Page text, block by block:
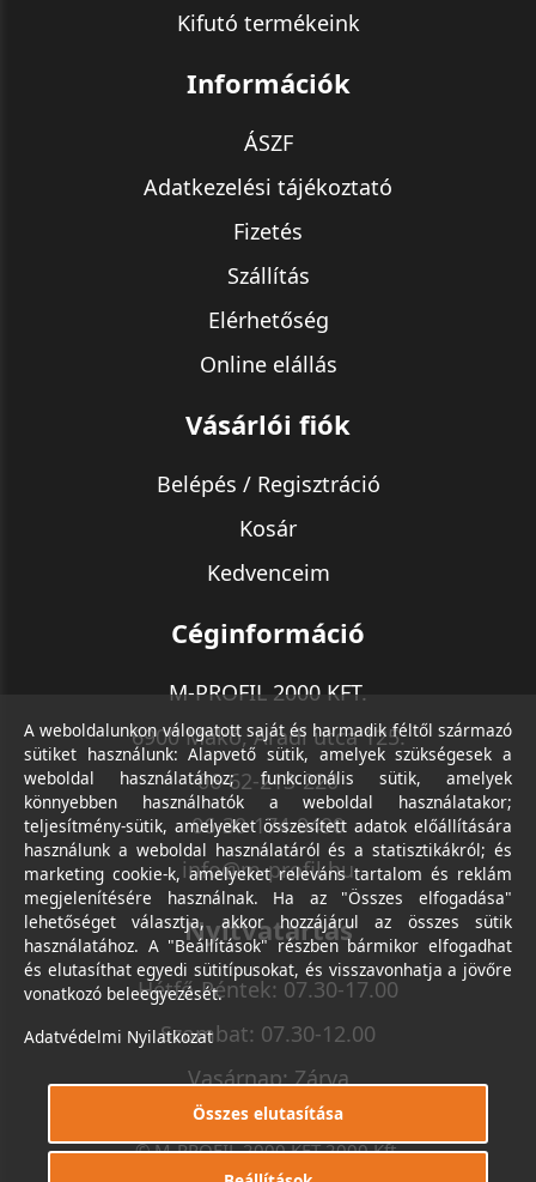
Kifutó termékeink
Információk
ÁSZF
Adatkezelési tájékoztató
Fizetés
Szállítás
Elérhetőség
Online elállás
Vásárlói fiók
Belépés / Regisztráció
Kosár
Kedvenceim
Céginformáció
M-PROFIL 2000 KFT.
6900 Makó, Aradi utca 125.
06-62-213-220
06-30-174-9490
info@m-profil.hu
Nyitvatartás
Hétfő-Péntek: 07.30-17.00
Szombat: 07.30-12.00
Vasárnap: Zárva
© M-PROFIL 2000 KFT 2000 Kft.
Minden jog fenntartva.
A weboldalunkon válogatott saját és harmadik féltől származó
sütiket használunk: Alapvető sütik, amelyek szükségesek a
weboldal használatához; funkcionális sütik, amelyek
könnyebben használhatók a weboldal használatakor;
teljesítmény-sütik, amelyeket összesített adatok előállítására
használunk a weboldal használatáról és a statisztikákról; és
marketing cookie-k, amelyeket releváns tartalom és reklám
megjelenítésére használnak. Ha az "Összes elfogadása"
lehetőséget választja, akkor hozzájárul az összes sütik
használatához. A "Beállítások" részben bármikor elfogadhat
és elutasíthat egyedi sütitípusokat, és visszavonhatja a jövőre
vonatkozó beleegyezését.
Adatvédelmi Nyilatkozat
Összes elutasítása